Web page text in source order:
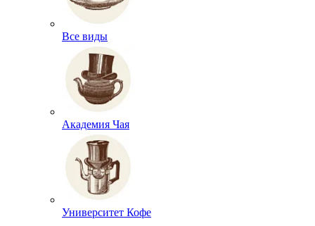
Все виды
Академия Чая
Университет Кофе